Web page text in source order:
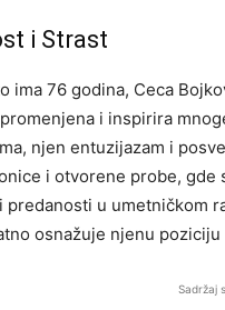
i Strast
ima 76 godina, Ceca
i inspirira
njen entuzijazam i
i otvorene probe, gde
predanosti u umetničkom
osnažuje njenu
Sadržaj